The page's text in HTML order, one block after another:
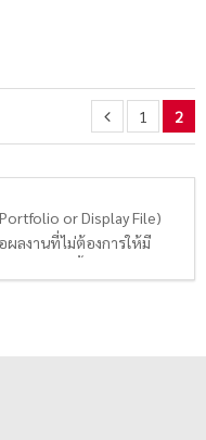
1 2
or Display File)
ลงานที่ไม่ต้องการให้มี
ฟ้มประเภทนี้จะมีลักษณะ
2, 3 และ 4 ห่วง โดยจะ
สะสมผลงานตราช้าง มี